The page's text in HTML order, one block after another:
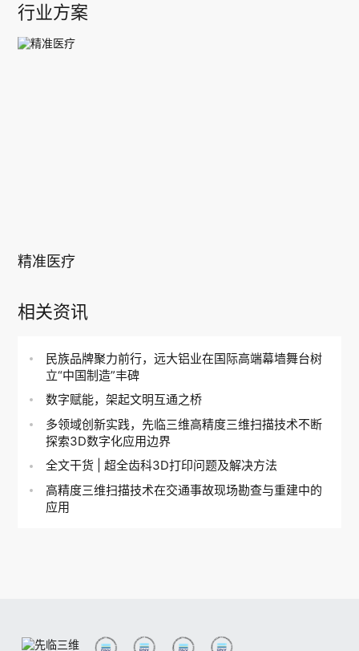
行业方案
精准医疗
相关资讯
民族品牌聚力前行，远大铝业在国际高端幕墙舞台树
立“中国制造”丰碑
数字赋能，架起文明互通之桥
多领域创新实践，先临三维高精度三维扫描技术不断
探索3D数字化应用边界
全文干货 | 超全齿科3D打印问题及解决方法
高精度三维扫描技术在交通事故现场勘查与重建中的
应用